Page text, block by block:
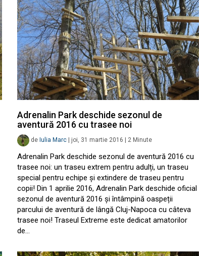
Adrenalin Park deschide sezonul de
aventură 2016 cu trasee noi
de Iulia Marc joi, 31 martie 2016 2 Minute
Adrenalin Park deschide sezonul de aventură 2016 cu
trasee noi: un traseu extrem pentru adulți, un traseu
special pentru echipe și extindere de traseu pentru
copii! Din 1 aprilie 2016, Adrenalin Park deschide oficial
sezonul de aventură 2016 și întâmpină oaspeții
parcului de aventură de lângă Cluj-Napoca cu câteva
trasee noi! Traseul Extreme este dedicat amatorilor
de…